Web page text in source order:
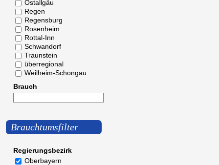
Ostallgäu
Regen
Regensburg
Rosenheim
Rottal-Inn
Schwandorf
Traunstein
überregional
Weilheim-Schongau
Brauch
Brauchtumsfilter
Regierungsbezirk
Oberbayern